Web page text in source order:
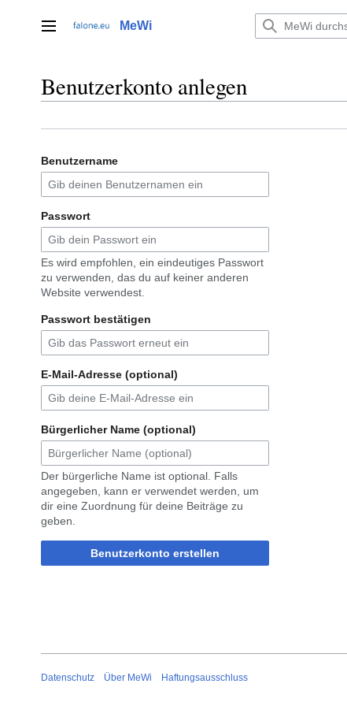
springenHauptmenü MeWi
Benutzerkonto anlegen
Benutzername
Passwort
Es wird empfohlen, ein eindeutiges Passwort
zu verwenden, das du auf keiner anderen
Website verwendest.
Passwort bestätigen
E-Mail-Adresse (optional)
Bürgerlicher Name (optional)
Der bürgerliche Name ist optional. Falls
angegeben, kann er verwendet werden, um
dir eine Zuordnung für deine Beiträge zu
geben.
Benutzerkonto erstellen
Datenschutz Über MeWi Haftungsausschluss